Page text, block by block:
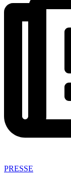
PRESSE